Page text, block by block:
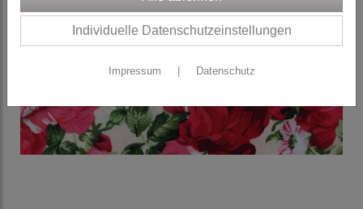
Individuelle Datenschutzeinstellungen
Impressum Datenschutz